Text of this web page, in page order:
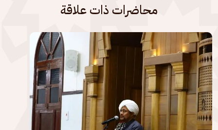
محاضرات ذات علاقة
الصورة